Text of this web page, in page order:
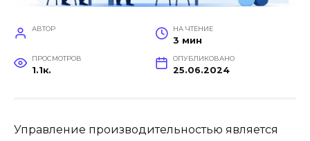
АВТОР НА ЧТЕНИЕ
3 мин
ПРОСМОТРОВ
1.1к.
ОПУБЛИКОВАНО
25.06.2024
Управление производительностью является